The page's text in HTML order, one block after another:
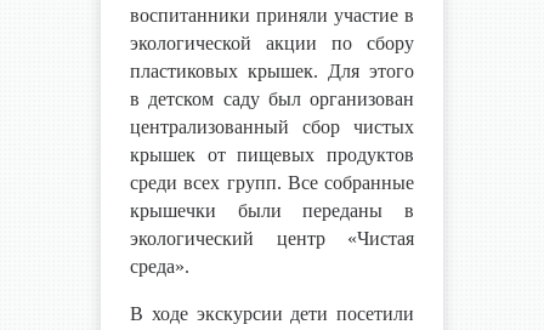
воспитанники приняли участие в
экологической акции по сбору
пластиковых крышек. Для этого
в детском саду был организован
централизованный сбор чистых
крышек от пищевых продуктов
среди всех групп. Все собранные
крышечки были переданы в
экологический центр «Чистая
среда».
В ходе экскурсии дети посетили